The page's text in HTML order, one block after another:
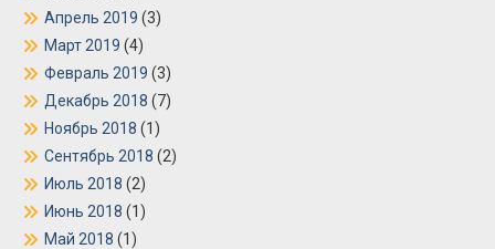
Апрель 2019 (3)
Март 2019 (4)
Февраль 2019 (3)
Декабрь 2018 (7)
Ноябрь 2018 (1)
Сентябрь 2018 (2)
Июль 2018 (2)
Июнь 2018 (1)
Май 2018 (1)